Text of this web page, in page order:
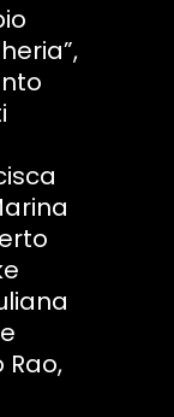
Rao,